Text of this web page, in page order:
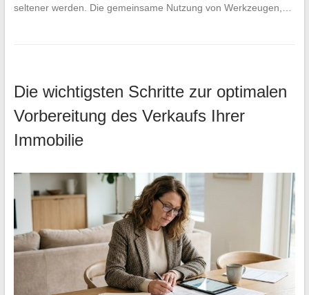
seltener werden. Die gemeinsame Nutzung von Werkzeugen,…
Die wichtigsten Schritte zur optimalen
Vorbereitung des Verkaufs Ihrer
Immobilie